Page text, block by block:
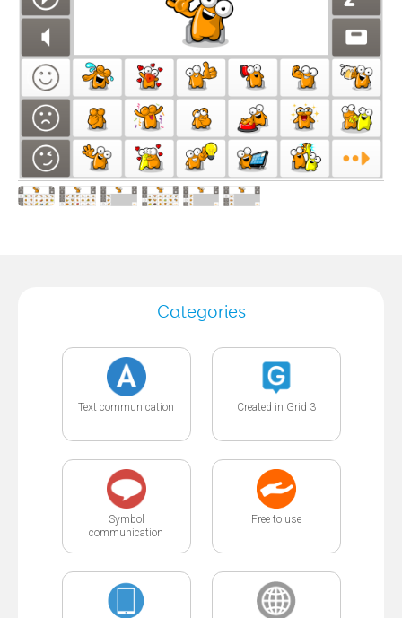
Categories
Text communication Created in Grid 3
Symbol
communication
Free to use